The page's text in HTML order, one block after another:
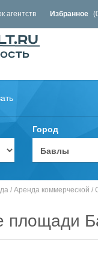
агентств Избранное (
Город
/ Аренда коммерческой /
площади